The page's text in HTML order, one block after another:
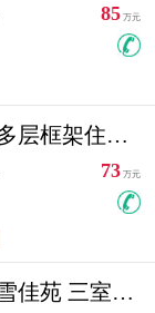
85 万元
福海路 汇福街 三室多层框架住宅急售
73 万元
可公积金 福海路 映雪佳苑 三室住宅急售送小棚